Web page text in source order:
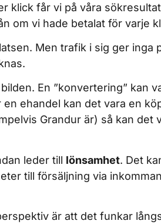
klick får vi på våra
om vi hade betalat för varje
Men trafik i sig ger inga
En ”konvertering” kan
ehandel kan det vara en
Grandur är) så kan det
leder till lönsamhet. Det
till försäljning via
är att det funkar